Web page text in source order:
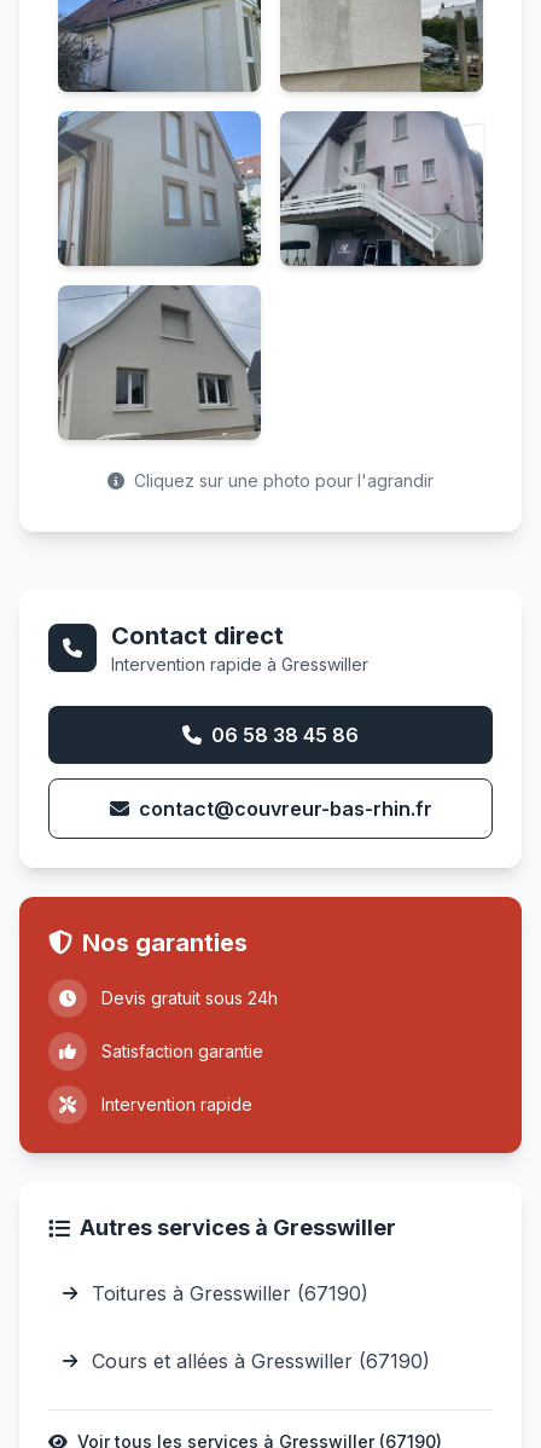
Cliquez sur une photo pour l'agrandir
Contact direct
Intervention rapide à Gresswiller
06 58 38 45 86
contact@couvreur-bas-rhin.fr
Nos garanties
Devis gratuit sous 24h
Satisfaction garantie
Intervention rapide
Autres services à Gresswiller
Toitures à Gresswiller (67190)
Cours et allées à Gresswiller (67190)
Voir tous les services à Gresswiller (67190)